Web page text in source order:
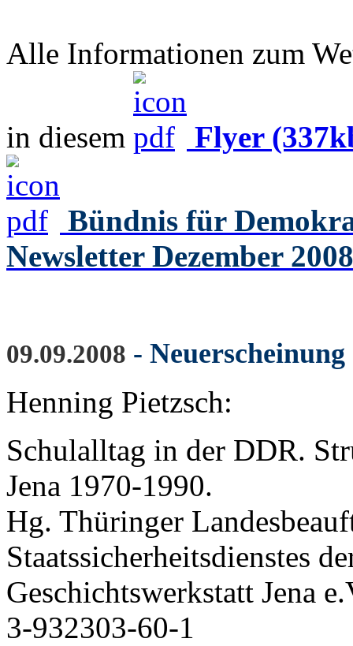
Alle Informationen zum
in diesem Flyer
Bündnis für
Newsletter Dezember
09.09.2008 - Neuerscheinung
Henning Pietzsch:
Schulalltag in der DDR.
Jena 1970-1990.
Hg. Thüringer
Staatssicherheitsdienstes
Geschichtswerkstatt Jena
3-932303-60-1